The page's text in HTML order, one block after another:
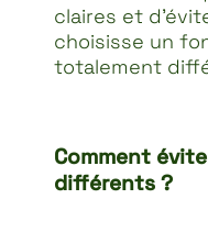
claires et
choisisse un
totalement
Comment
différents ?